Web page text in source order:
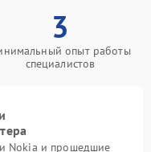
3
опыт работы
специалистов
Nokia и прошедшие